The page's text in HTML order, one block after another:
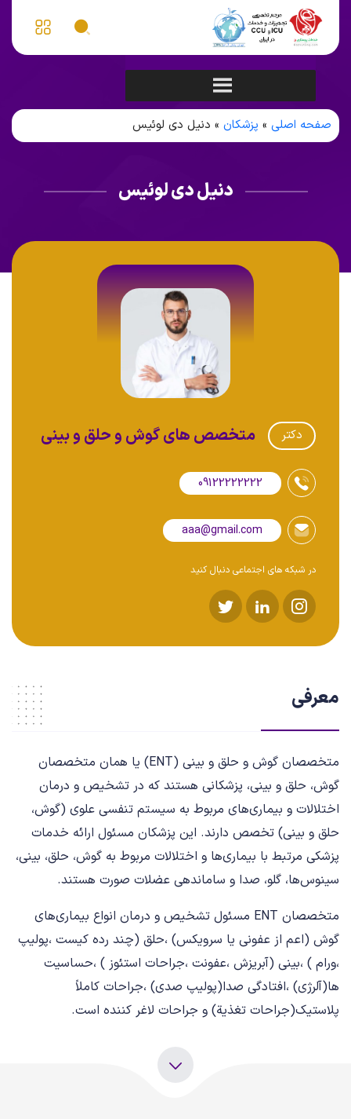
صفحه اصلی » پزشکان » دنیل دی لوئیس
دنیل دی لوئیس
دکتر متخصص های گوش و حلق و بینی
09122222222
aaa@gmail.com
در شبکه های اجتماعی دنبال کنید
معرفی
متخصصان گوش و حلق و بینی (ENT) یا همان متخصصان
گوش، حلق و بینی، پزشکانی هستند که در تشخیص و درمان
اختلالات و بیماری‌های مربوط به سیستم تنفسی علوی (گوش،
حلق و بینی) تخصص دارند. این پزشکان مسئول ارائه خدمات
پزشکی مرتبط با بیماری‌ها و اختلالات مربوط به گوش، حلق، بینی،
سینوس‌ها، گلو، صدا و ساماندهی عضلات صورت هستند.
متخصصان ENT مسئول تشخيص و درمان انواع بيماري‌هاي
گوش (اعم از عفوني يا سرويكس) ،حلق (چند رده كيست ،پوليپ
،ورام ) ،بيني (آبريزش ،عفونت ،جراحات استئوز ) ،حساسيت
ها(آلرژي) ،افتادگي صدا(پوليپ صدي) ،جراحات كاملاً
پلاستيك(جراحات تغذية) و جراحات لاغر كننده است.